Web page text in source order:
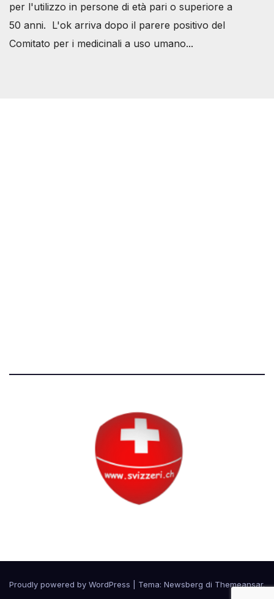
per l'utilizzo in persone di età pari o superiore a
50 anni. L'ok arriva dopo il parere positivo del
Comitato per i medicinali a uso umano...
Proudly powered by WordPress Tema: Newsberg di Themeansar.